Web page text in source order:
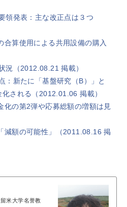
領発表：主な改正点は３つ
合算使用による共用設備の購入
況（2012.08.21 掲載）
：新たに「基盤研究（B）」と
化される（2012.01.06 掲載）
化の第2弾や応募総額の増額は見
減額の可能性」（2011.08.16 掲
米大学名誉教